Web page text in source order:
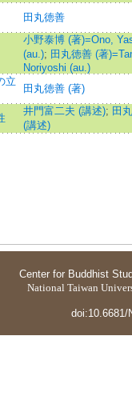
田丸徳善
小野泰博 (著)=Ono,
(au.); 田丸徳善 (著
Noriyoshi (au.)
立
田丸徳善 (著)
井門富二夫 (講述); 田
(講述)
Center for Buddhist
National Taiwan
doi:10.6681/